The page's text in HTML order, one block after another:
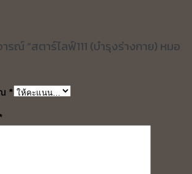
รณ์ “สตาร์ไลฟ์111 (บำรุงร่างกาย) หมอ
*